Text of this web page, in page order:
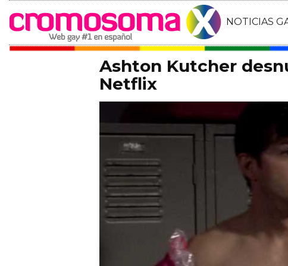
NOTICIAS
Ashton Kutcher
Netflix